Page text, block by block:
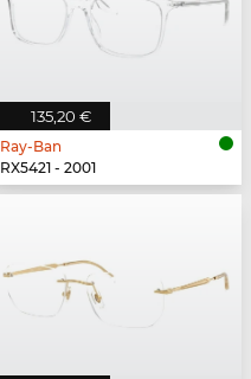
135,20 €
Ray-Ban
RX5421 - 2001